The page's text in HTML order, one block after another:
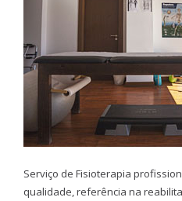
Serviço de Fisioterapia
qualidade, referência na